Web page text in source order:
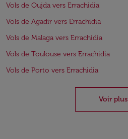
Vols de Oujda vers Errachidia
Vols de Agadir vers Errachidia
Vols de Malaga vers Errachidia
Vols de Toulouse vers Errachidia
Vols de Porto vers Errachidia
Voir plus